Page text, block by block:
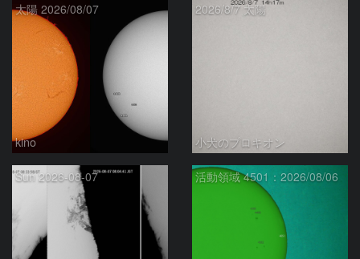
太陽 2026/08/07
kino
2026/8/7 太陽
小犬のプロキオン
Sun 2026-08-07 活動領域 4501：2026/08/06